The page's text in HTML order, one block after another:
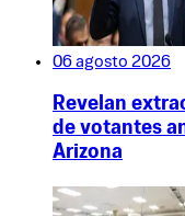
06 agosto 2026
Revelan
de votantes
Arizona